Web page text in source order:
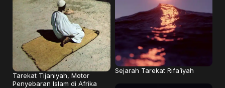
Tarekat Tijaniyah, Motor
Penyebaran Islam di Afrika
Sejarah Tarekat Rifa’iyah